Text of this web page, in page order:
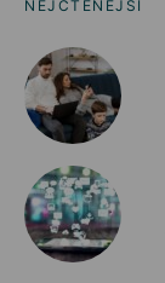
NEJČTENĚJŠÍ